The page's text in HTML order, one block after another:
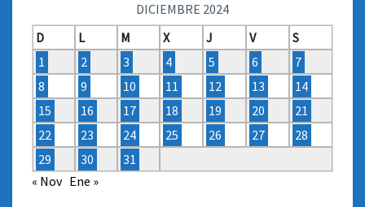
DICIEMBRE 2024
D
L M X J V
S
1
2 3 4 5 6
7
8
9 10 11 12 13
14
15
16 17 18 19 20
21
22
23 24 25 26 27
28
29
30
31
« Nov Ene »